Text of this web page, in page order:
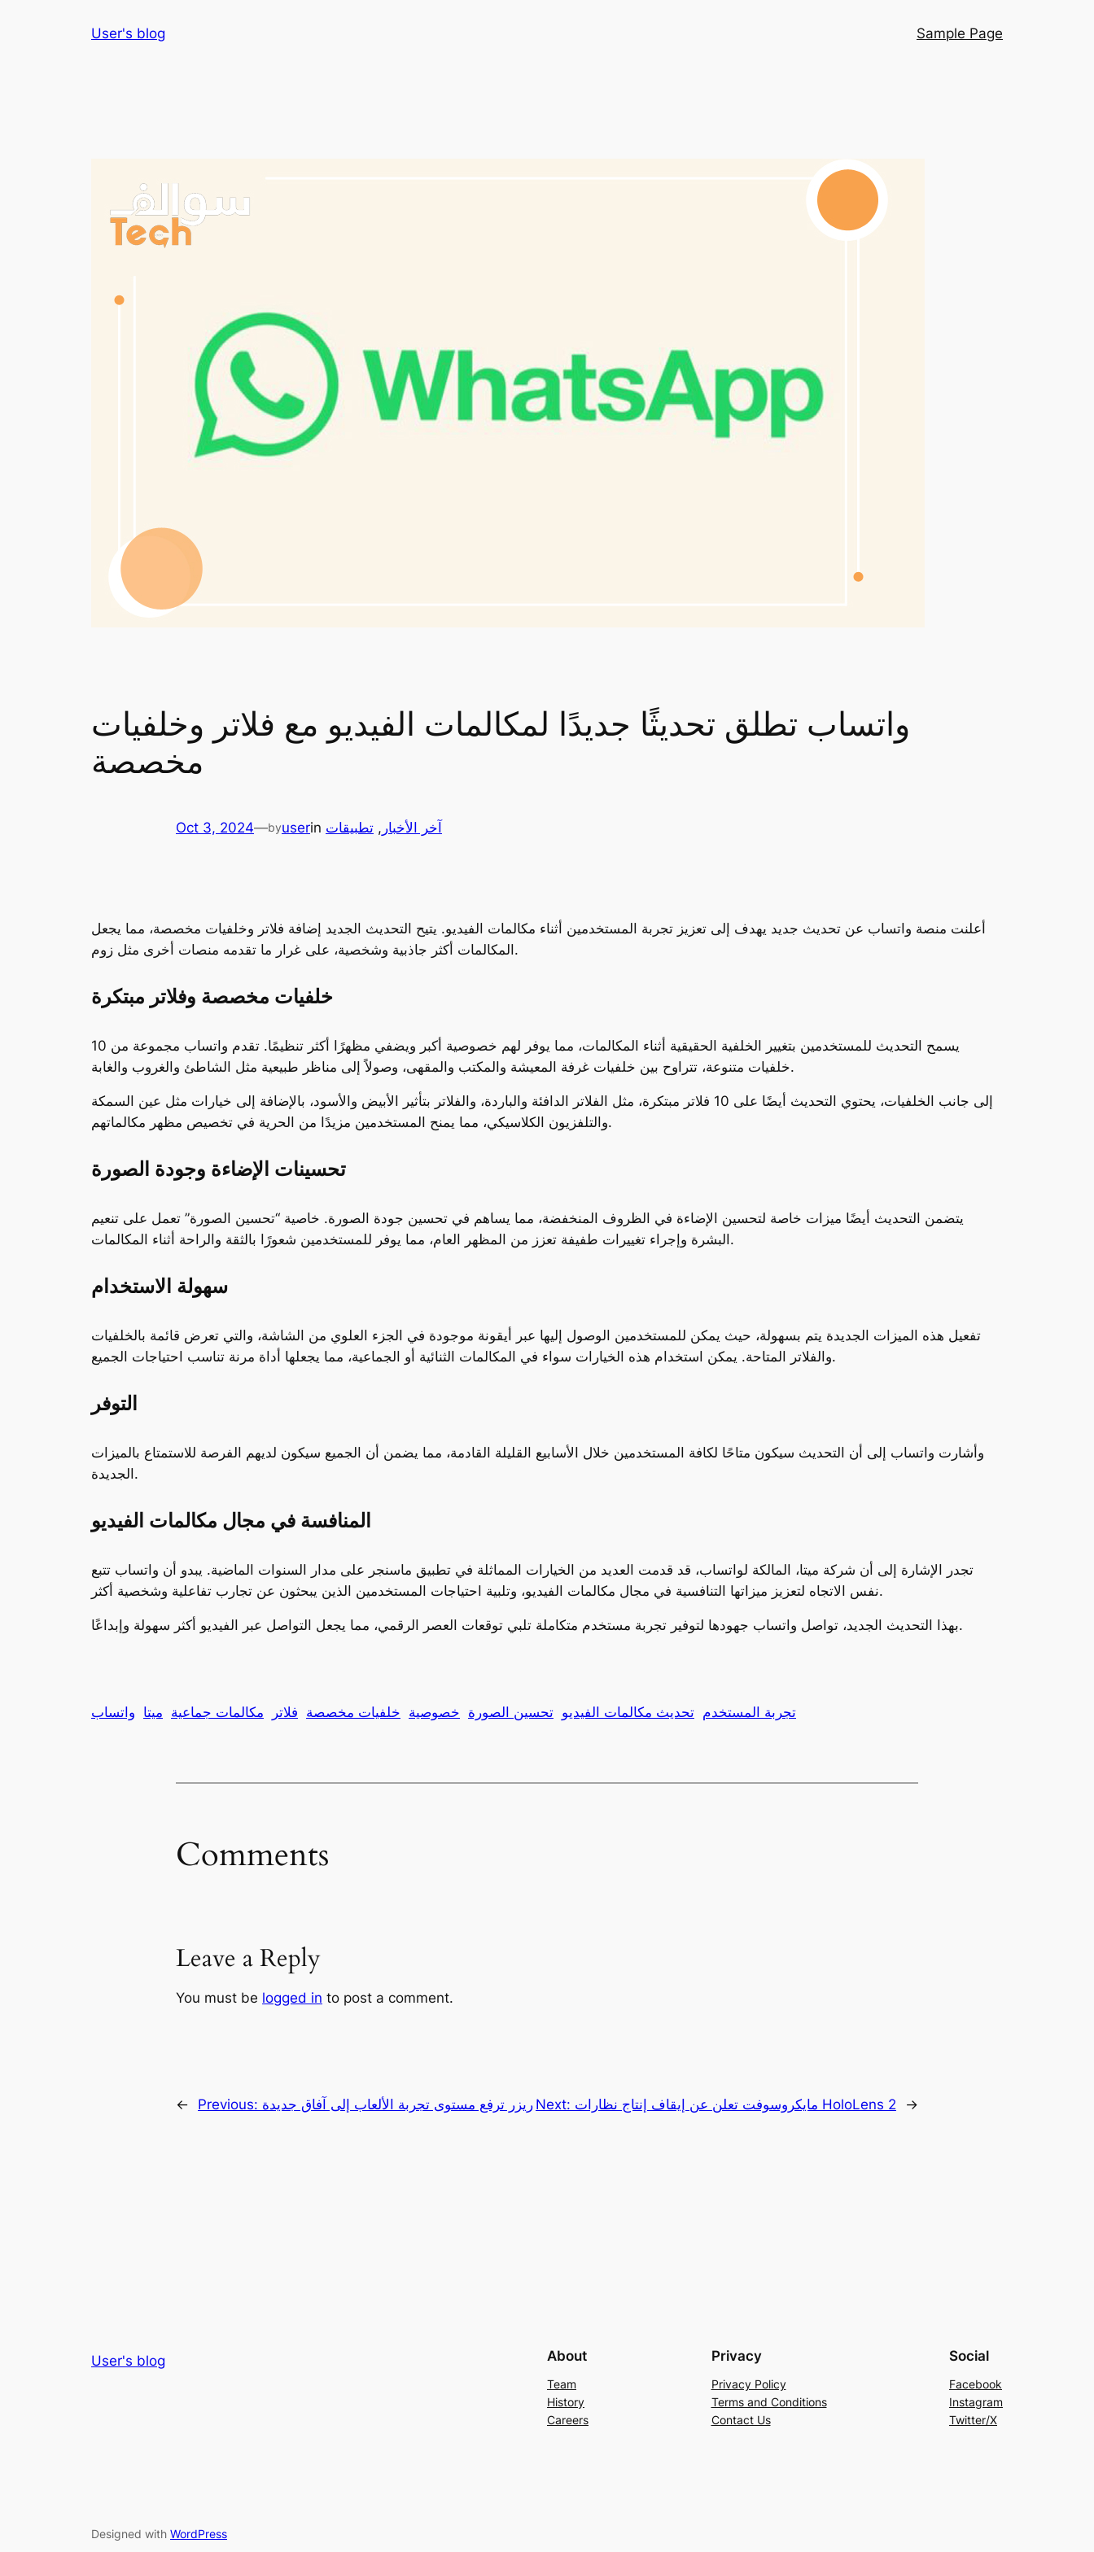
User's blog Sample Page
واتساب تطلق تحديثًا جديدًا لمكالمات الفيديو مع فلاتر وخلفيات
مخصصة
Oct 3, 2024—byuserin آخر الأخبار , تطبيقات
أعلنت منصة واتساب عن تحديث جديد يهدف إلى تعزيز تجربة المستخدمين أثناء مكالمات الفيديو. يتيح التحديث الجديد إضافة فلاتر وخلفيات مخصصة، مما يجعل
المكالمات أكثر جاذبية وشخصية، على غرار ما تقدمه منصات أخرى مثل زوم.
خلفيات مخصصة وفلاتر مبتكرة
يسمح التحديث للمستخدمين بتغيير الخلفية الحقيقية أثناء المكالمات، مما يوفر لهم خصوصية أكبر ويضفي مظهرًا أكثر تنظيمًا. تقدم واتساب مجموعة من 10
خلفيات متنوعة، تتراوح بين خلفيات غرفة المعيشة والمكتب والمقهى، وصولاً إلى مناظر طبيعية مثل الشاطئ والغروب والغابة.
إلى جانب الخلفيات، يحتوي التحديث أيضًا على 10 فلاتر مبتكرة، مثل الفلاتر الدافئة والباردة، والفلاتر بتأثير الأبيض والأسود، بالإضافة إلى خيارات مثل عين السمكة
والتلفزيون الكلاسيكي، مما يمنح المستخدمين مزيدًا من الحرية في تخصيص مظهر مكالماتهم.
تحسينات الإضاءة وجودة الصورة
يتضمن التحديث أيضًا ميزات خاصة لتحسين الإضاءة في الظروف المنخفضة، مما يساهم في تحسين جودة الصورة. خاصية “تحسين الصورة” تعمل على تنعيم
البشرة وإجراء تغييرات طفيفة تعزز من المظهر العام، مما يوفر للمستخدمين شعورًا بالثقة والراحة أثناء المكالمات.
سهولة الاستخدام
تفعيل هذه الميزات الجديدة يتم بسهولة، حيث يمكن للمستخدمين الوصول إليها عبر أيقونة موجودة في الجزء العلوي من الشاشة، والتي تعرض قائمة بالخلفيات
والفلاتر المتاحة. يمكن استخدام هذه الخيارات سواء في المكالمات الثنائية أو الجماعية، مما يجعلها أداة مرنة تناسب احتياجات الجميع.
التوفر
وأشارت واتساب إلى أن التحديث سيكون متاحًا لكافة المستخدمين خلال الأسابيع القليلة القادمة، مما يضمن أن الجميع سيكون لديهم الفرصة للاستمتاع بالميزات
الجديدة.
المنافسة في مجال مكالمات الفيديو
تجدر الإشارة إلى أن شركة ميتا، المالكة لواتساب، قد قدمت العديد من الخيارات المماثلة في تطبيق ماسنجر على مدار السنوات الماضية. يبدو أن واتساب تتبع
نفس الاتجاه لتعزيز ميزاتها التنافسية في مجال مكالمات الفيديو، وتلبية احتياجات المستخدمين الذين يبحثون عن تجارب تفاعلية وشخصية أكثر.
بهذا التحديث الجديد، تواصل واتساب جهودها لتوفير تجربة مستخدم متكاملة تلبي توقعات العصر الرقمي، مما يجعل التواصل عبر الفيديو أكثر سهولة وإبداعًا.
تجربة المستخدم تحديث مكالمات الفيديو تحسين الصورة خصوصية خلفيات مخصصة فلاتر مكالمات جماعية ميتا واتساب
Comments
Leave a Reply
You must be logged in to post a comment.
← Previous: ريزر ترفع مستوى تجربة الألعاب إلى آفاق جديدة Next: مايكروسوفت تعلن عن إيقاف إنتاج نظارات HoloLens 2 →
User's blog About
Team
History
Careers
Privacy
Privacy Policy
Terms and Conditions
Contact Us
Social
Facebook
Instagram
Twitter/X
Designed with WordPress